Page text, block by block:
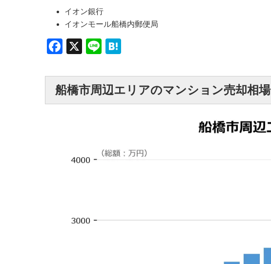
イオン銀行
イオンモール船橋内郵便局
Facebook
X Line
船橋市周辺エリアのマンション売却相場